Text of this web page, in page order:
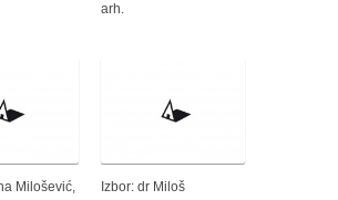
arh.
Milošević,
Izbor: dr Miloš